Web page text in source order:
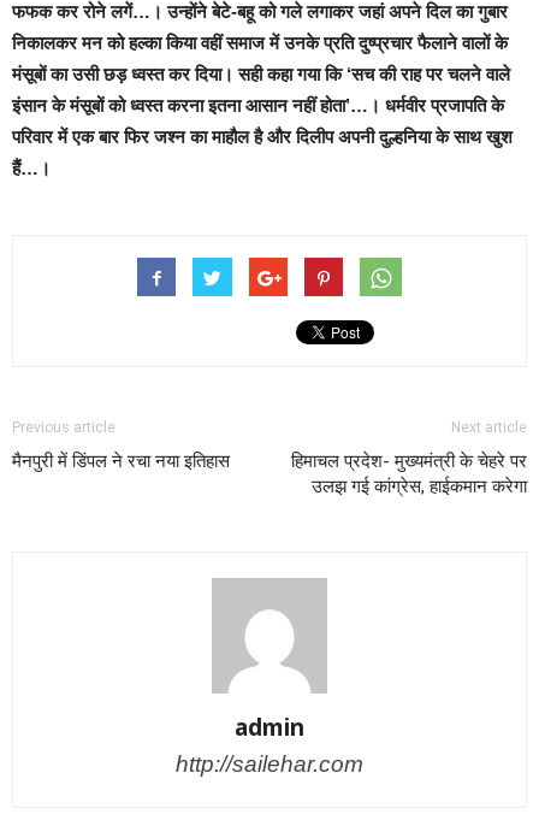
फफक कर रोने लगें…। उन्होंने बेटे-बहू को गले लगाकर जहां अपने दिल का गुबार
निकालकर मन को हल्का किया वहीं समाज में उनके प्रति दुष्प्रचार फैलाने वालों के
मंसूबों का उसी छड़ ध्वस्त कर दिया। सहीकहा गया कि ‘सच की राह पर चलने वाले
इंसान के मंसूबों को ध्वस्त करना इतना आसान नहीं होता’…। धर्मवीर प्रजापति के
परिवार में एक बार फिर जश्न का माहौल है और दिलीप अपनी दुल्हनिया के साथ खुश
हैं…।
Previous article
मैनपुरी में डिंपल ने रचा नया इतिहास
Next article
हिमाचल प्रदेश- मुख्यमंत्री के चेहरे पर
उलझ गई कांग्रेस, हाईकमान करेगा
admin
http://sailehar.com